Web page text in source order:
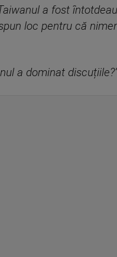
a fost
loc pentru că
a dominat